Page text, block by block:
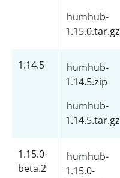
humhub-
1.15.0.tar.gz
1.14.5
humhub-
1.14.5.zip
humhub-
1.14.5.tar.gz
1.15.0-
beta.2
humhub-
1.15.0-